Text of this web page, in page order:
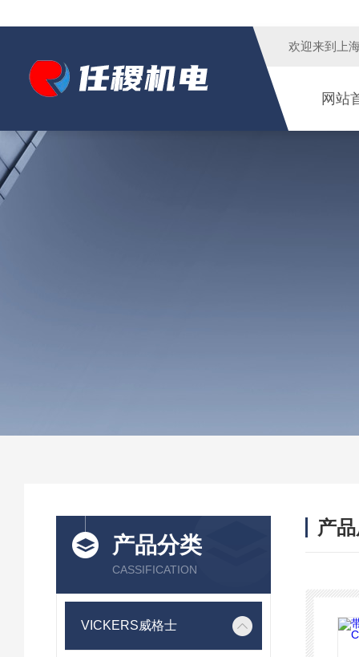
欢迎来到 上
网站
产品分类
CASSIFICATION
VICKERS威格士
产